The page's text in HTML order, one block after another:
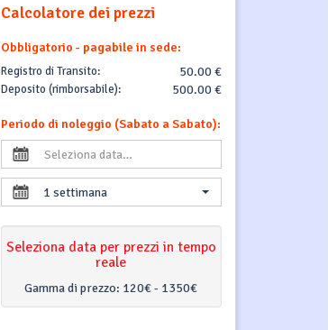
Calcolatore dei prezzi
Obbligatorio - pagabile in sede:
Registro di Transito: 50.00 €
Deposito (rimborsabile): 500.00 €
Periodo di noleggio (Sabato a Sabato):
1 settimana
Seleziona data per prezzi in tempo
reale
Gamma di prezzo: 120€ - 1350€